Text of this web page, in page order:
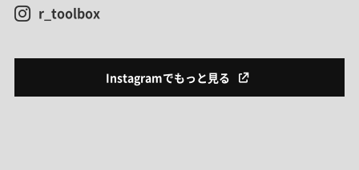
r_toolbox
Instagramでもっと見る